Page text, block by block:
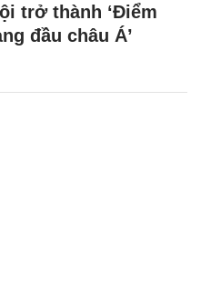
trở thành ‘Điểm
đầu châu Á’